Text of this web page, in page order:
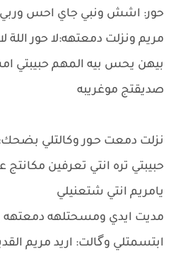
حور: اشش ونبي جاي احس وربي
مريم ونزلت دمعتهه:لا حور
بيهن يحس بيه المهم حبيبتي
صديقتج موغريبه
نزلت دمعت حـور وكالتلي
حبيبتي تره انتي تعرفين
يامريم انتي شتعنيلي
مديت ايدي ومسحتلهه دمعتهه
ابتسمتلي وگالت: اريد مريم